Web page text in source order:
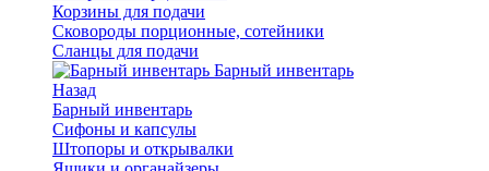
Корзины для подачи
Сковороды порционные, сотейники
Сланцы для подачи
Барный инвентарь
Назад
Барный инвентарь
Сифоны и капсулы
Штопоры и открывалки